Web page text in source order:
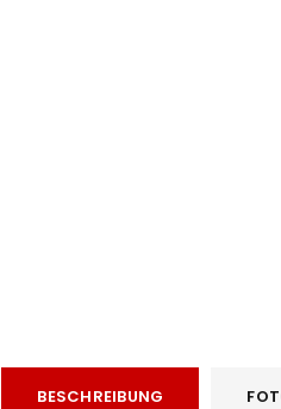
ANMELDEN
BESCHREIBUNG